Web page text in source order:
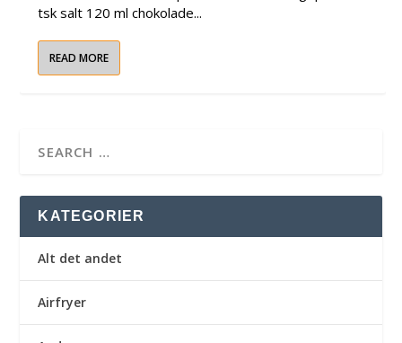
tsk salt 120 ml chokolade...
READ MORE
KATEGORIER
Alt det andet
Airfryer